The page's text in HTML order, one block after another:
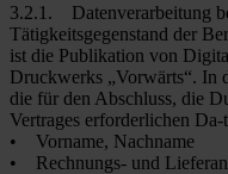
3.2.1. Datenverarbeitung
Tätigkeitsgegenstand der
ist die Publikation von
Druckwerks „Vorwärts“. In
die für den Abschluss, die
Vertrages erforderlichen
• Vorname, Nachname
• Rechnungs- und